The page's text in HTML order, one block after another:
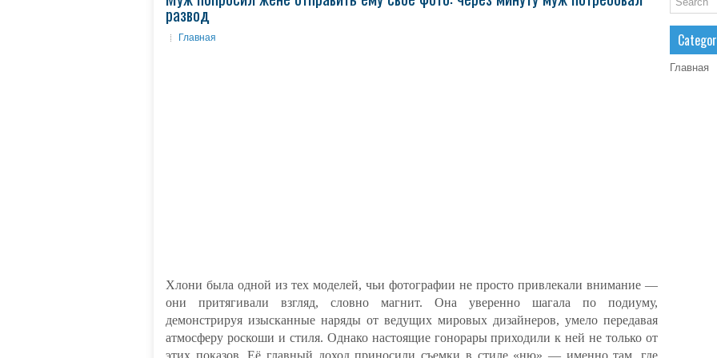
развод
Главная
Хлони была одной из тех моделей, чьи фотографии не просто привлекали внимание —
они притягивали взгляд, словно магнит. Она уверенно шагала по подиуму,
демонстрируя изысканные наряды от ведущих мировых дизайнеров, умело передавая
атмосферу роскоши и стиля. Однако настоящие гонорары приходили к ней не только от
этих показов. Её главный доход приносили съемки в стиле «ню» — именно там, где
Главная